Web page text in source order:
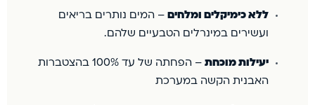
ללא כימיקלים ומלחים – המים נותרים בריאים
ועשירים במינרלים הטבעיים שלהם.
יעילות מוכחת
– הפחתה של עד 100% בהצטברות
האבנית הקשה במערכת